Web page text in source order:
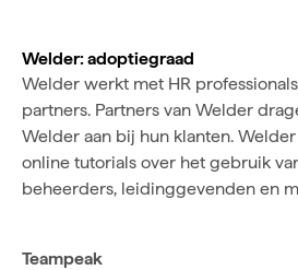
Welder: adoptiegraad
Welder werkt met HR
partners. Partners van Welder
Welder aan bij hun klanten.
online tutorials over het gebruik
beheerders, leidinggevenden en
Teampeak